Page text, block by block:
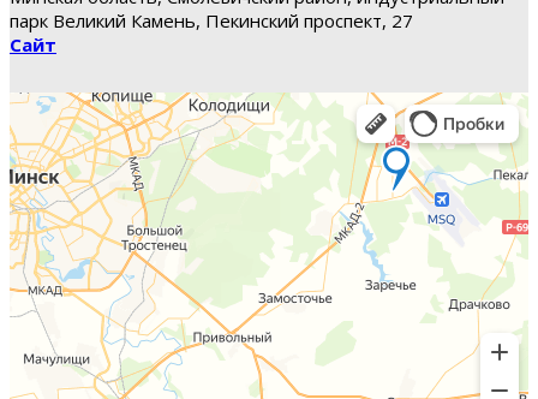
парк Великий Камень, Пекинский проспект, 27
Сайт